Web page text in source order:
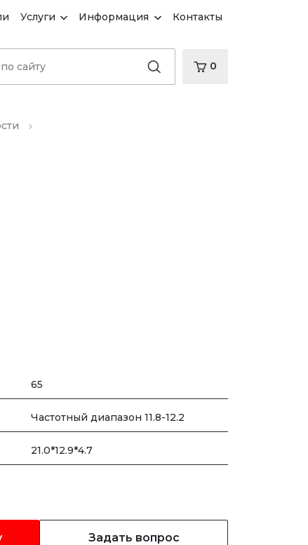
Услуги Информация Контакты
0
65
Частотный диапазон 11.8-12.2
21.0*12.9*4.7
Задать вопрос